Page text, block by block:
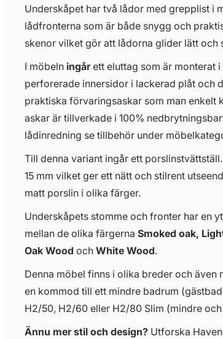
Underskåpet har två lådor med grepplist i
lådfronterna som är både snygg och
skenor vilket gör att lådorna glider lätt och
I möbeln ingårett eluttag som är monterat
perforerade innersidor i lackerad plåt och
praktiska förvaringsaskar som man enkelt
askar är tillverkade i 100%
lådinredning se tillbehör under
Till denna variant ingår ett
15 mm vilket ger ett nätt och stilrent
matt porslin i olika färger.
Underskåpets stomme och fronter har en
mellan de olika färgerna Smoked oak,
Oak Wood och White Wood.
Denna möbel finns i olika breder och
en kommod till ett mindre badrum
H2/50, H2/60 eller H2/80 Slim (mindre
Ännu mer stil och design? Utforska